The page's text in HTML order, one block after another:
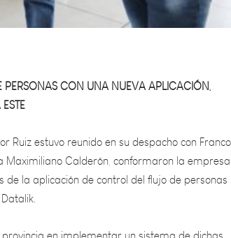
CON UNA NUEVA APLICACIÓN,
estuvo reunido en su despacho con Franco
Calderón, conformaron la empresa
la aplicación de control del flujo de personas
en implementar un sistema de dichas